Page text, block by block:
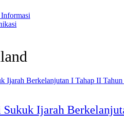
Ijarah